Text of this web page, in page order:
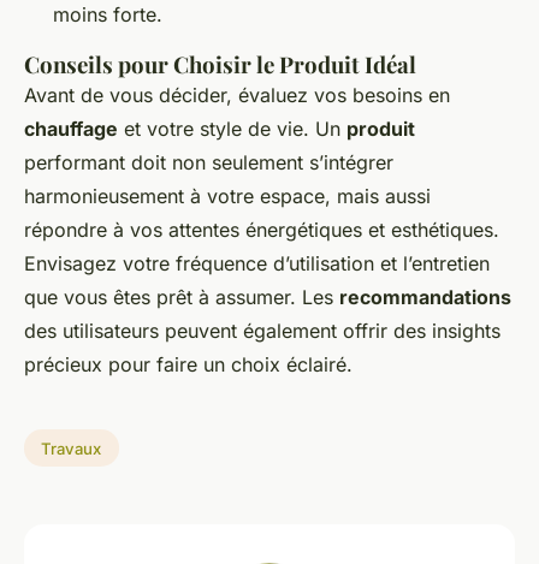
moins forte.
Conseils pour Choisir le Produit Idéal
Avant de vous décider, évaluez vos besoins en
chauffage et votre style de vie. Un produit
performant doit non seulement s’intégrer
harmonieusement à votre espace, mais aussi
répondre à vos attentes énergétiques et esthétiques.
Envisagez votre fréquence d’utilisation et l’entretien
que vous êtes prêt à assumer. Les recommandations
des utilisateurs peuvent également offrir des insights
précieux pour faire un choix éclairé.
Travaux